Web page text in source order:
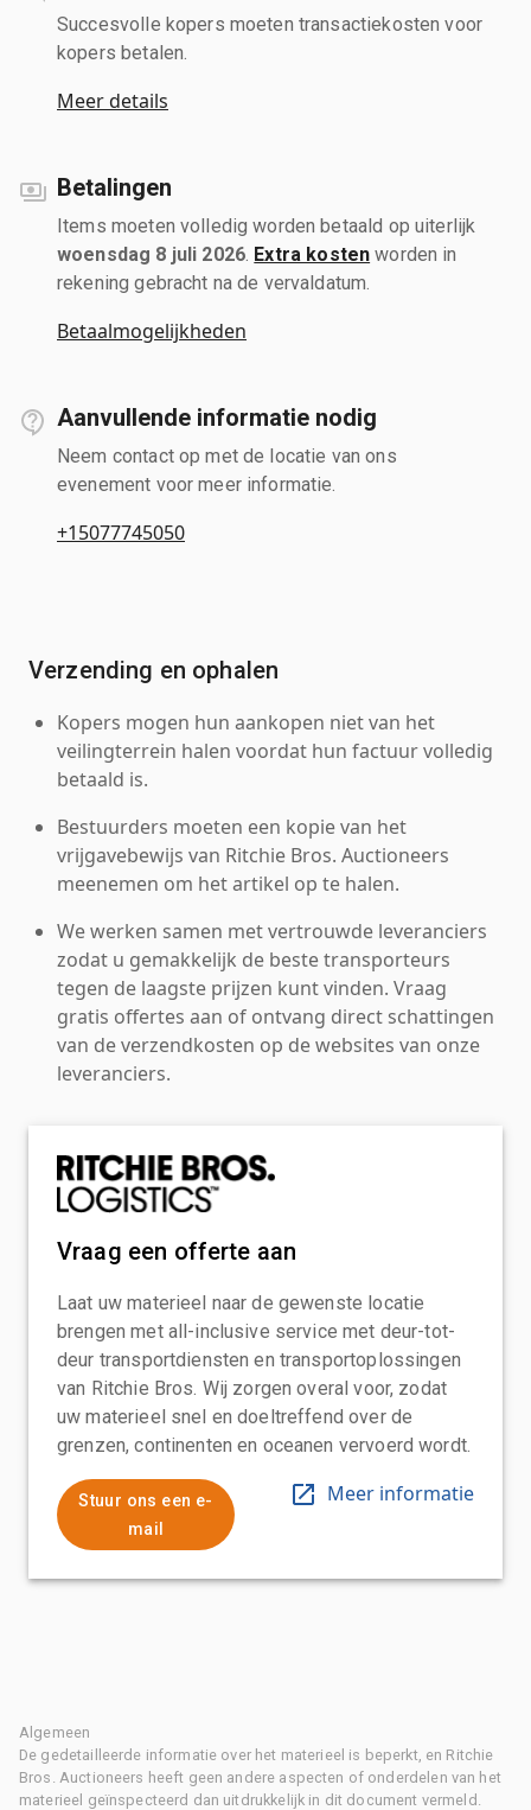
Succesvolle kopers moeten transactiekosten voor
kopers betalen.
Meer details
Betalingen
Items moeten volledig worden betaald op uiterlijk
woensdag 8 juli 2026 Extra kosten worden in
rekening gebracht na de vervaldatum.
Betaalmogelijkheden
Aanvullende informatie nodig
Neem contact op met de locatie van ons
evenement voor meer informatie.
+15077745050
Verzending en ophalen
Kopers mogen hun aankopen niet van het
veilingterrein halen voordat hun factuur volledig
betaald is.
Bestuurders moeten een kopie van het
vrijgavebewijs van Ritchie Bros. Auctioneers
meenemen om het artikel op te halen.
We werken samen met vertrouwde leveranciers
zodat u gemakkelijk de beste transporteurs
tegen de laagste prijzen kunt vinden. Vraag
gratis offertes aan of ontvang direct schattingen
van de verzendkosten op de websites van onze
leveranciers.
Vraag een offerte aan
Laat uw materieel naar de gewenste locatie
brengen met all-inclusive service met deur-tot-
deur transportdiensten en transportoplossingen
van Ritchie Bros. Wij zorgen overal voor, zodat
uw materieel snel en doeltreffend over de
grenzen, continenten en oceanen vervoerd wordt.
Stuur ons een e-
mail
Meer informatie
Algemeen
De gedetailleerde informatie over het materieel is beperkt, en Ritchie
Bros. Auctioneers heeft geen andere aspecten of onderdelen van het
materieel geïnspecteerd dan uitdrukkelijk in dit document vermeld.